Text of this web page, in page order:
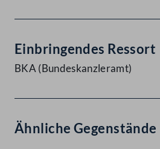
Einbringendes Ressort
BKA (Bundeskanzleramt)
Ähnliche Gegenstände